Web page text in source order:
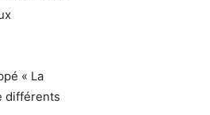
« La
différents